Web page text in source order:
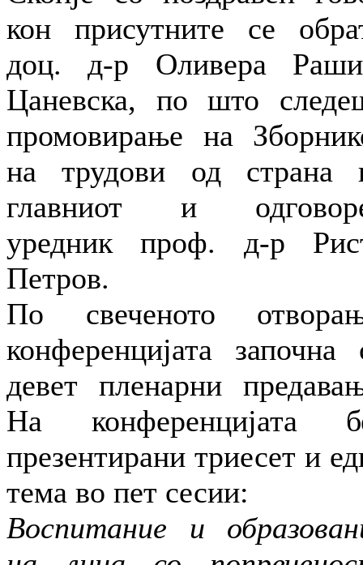
кон присутните се
доц. д-р Оливера
Цаневска, по што
промовирање на
на трудови од страна
главниот и
уредник проф. д-р
Петров.
По свеченото
конференцијата започна
девет пленарни
На конференцијата
презентирани триесет и
тема во пет сесии:
Воспитание и